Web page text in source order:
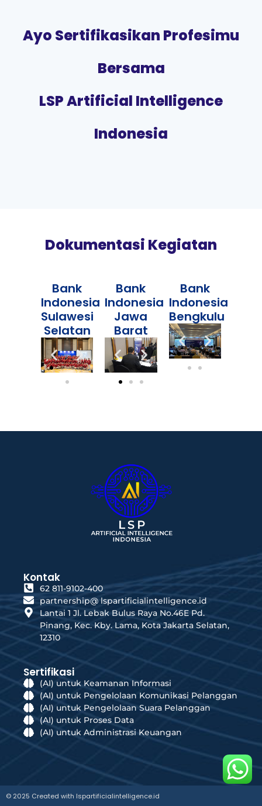
Ayo Sertifikasikan Profesimu
Bersama
LSP Artificial Intelligence
Indonesia
Dokumentasi Kegiatan
Bank
Indonesia
Sulawesi
Selatan
Bank
Indonesia
Jawa
Barat
Bank
Indonesia
Bengkulu
Kontak
62 811-9102-400
partnership@ lspartificialintelligence.id
Lantai 1 Jl. Lebak Bulus Raya No.46E Pd.
Pinang, Kec. Kby. Lama, Kota Jakarta Selatan,
12310
Sertifikasi
(AI) untuk Keamanan Informasi
(AI) untuk Pengelolaan Komunikasi Pelanggan
(AI) untuk Pengelolaan Suara Pelanggan
(AI) untuk Proses Data
(AI) untuk Administrasi Keuangan
© 2025 Created with lspartificialintelligence.id